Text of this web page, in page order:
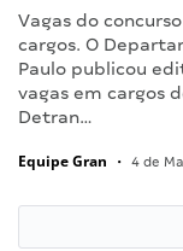
Vagas do
cargos. O
Paulo publicou
vagas em cargos
Detran…
Equipe Gran • 4 de